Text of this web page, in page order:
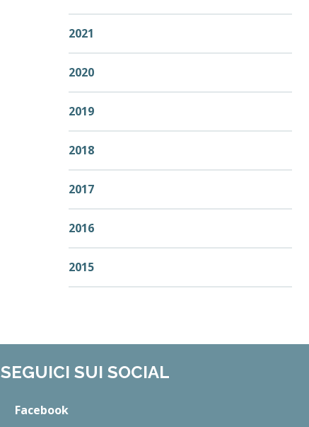
2021
2020
2019
2018
2017
2016
2015
SEGUICI SUI SOCIAL
Facebook